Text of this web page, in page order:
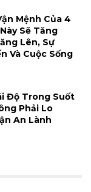
Mệnh Của 4
Sẽ Tăng
Lên, Sự
Và Cuộc Sống
Độ Trong Suốt
Phải Lo
An Lành